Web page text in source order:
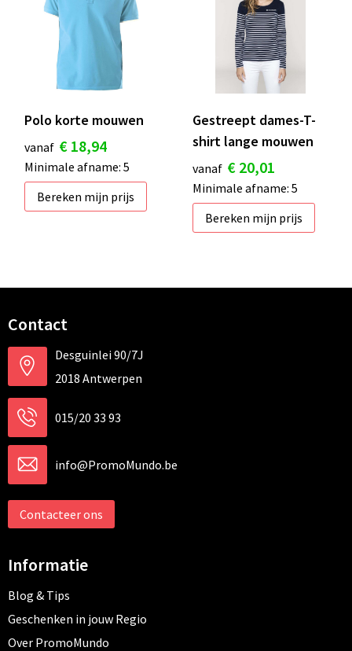
Polo korte mouwen
vanaf € 18,94
Minimale afname: 5
Bereken mijn prijs
Gestreept dames-T-
shirt lange mouwen
vanaf € 20,01
Minimale afname: 5
Bereken mijn prijs
Contact
Desguinlei 90/7J
2018 Antwerpen
015/20 33 93
info@PromoMundo.be
Contacteer ons
Informatie
Blog & Tips
Geschenken in jouw Regio
Over PromoMundo